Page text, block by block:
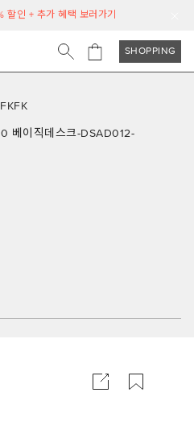
할인 + 추가 혜택 보러가기
SHOPPING
FKFK